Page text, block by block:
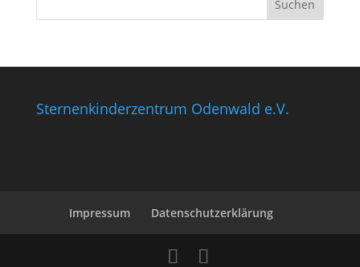
Sternenkinderzentrum Odenwald e.V.
Impressum Datenschutzerklärung